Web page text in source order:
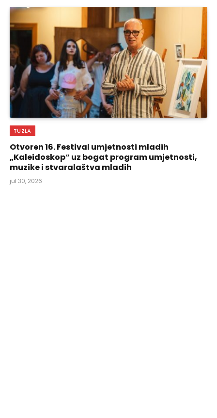
TUZLA
Otvoren 16. Festival umjetnosti mladih
„Kaleidoskop“ uz bogat program umjetnosti,
muzike i stvaralaštva mladih
jul 30, 2026